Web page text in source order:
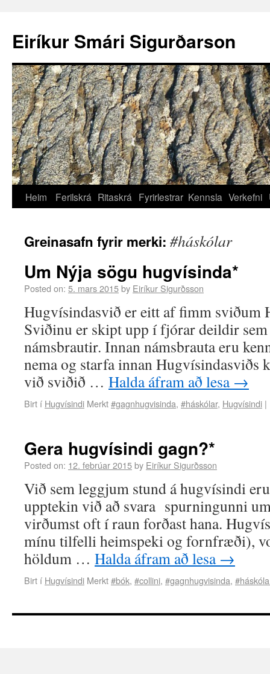
Eiríkur Smári Sigurðarson
Heim Ferilskrá Ritaskrá Fyrirlestrar Kennsla Verkefni
Greinasafn fyrir merki: #háskólar
Um Nýja sögu hugvísinda*
Posted on: 5. mars 2015by Eiríkur Sigurðsson
Hugvísindasvið er eitt af fimm sviðum
Sviðinu er skipt upp í fjórar deildir
námsbrautir. Innan námsbrauta eru
nema og starfa innan Hugvísindasviðs
við sviðið … Halda áfram að lesa →
Birt í Hugvísindi Merkt#gagnhugvisinda, #háskólar, Hugvísindi |
Gera hugvísindi gagn?*
Posted on: 12. febrúar 2015by Eiríkur Sigurðsson
Við sem leggjum stund á hugvísindi
upptekin við að svara spurningunni
virðumst oft í raun forðast hana.
mínu tilfelli heimspeki og fornfræði),
höldum … Halda áfram að lesa →
Birt í Hugvísindi Merkt#bók, #collini, #gagnhugvisinda,